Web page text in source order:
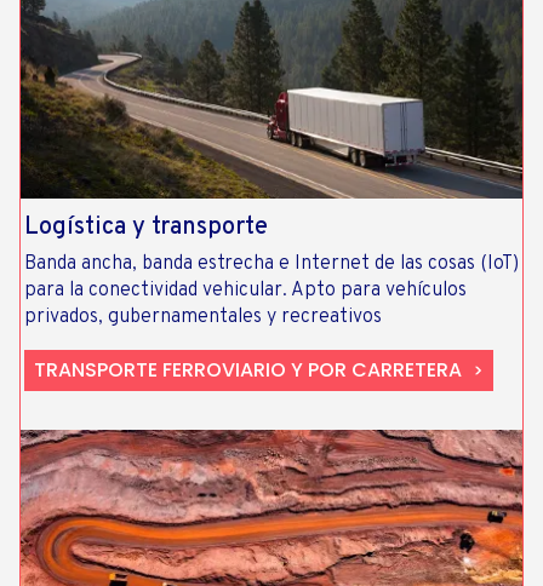
Logística y transporte
Banda ancha, banda estrecha e Internet de las cosas (IoT)
para la conectividad vehicular. Apto para vehículos
privados, gubernamentales y recreativos
TRANSPORTE FERROVIARIO Y POR CARRETERA